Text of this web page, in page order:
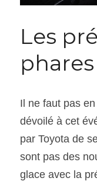
Les
phares
Il ne faut pas
dévoilé à cet
par Toyota de
sont pas des
glace avec la